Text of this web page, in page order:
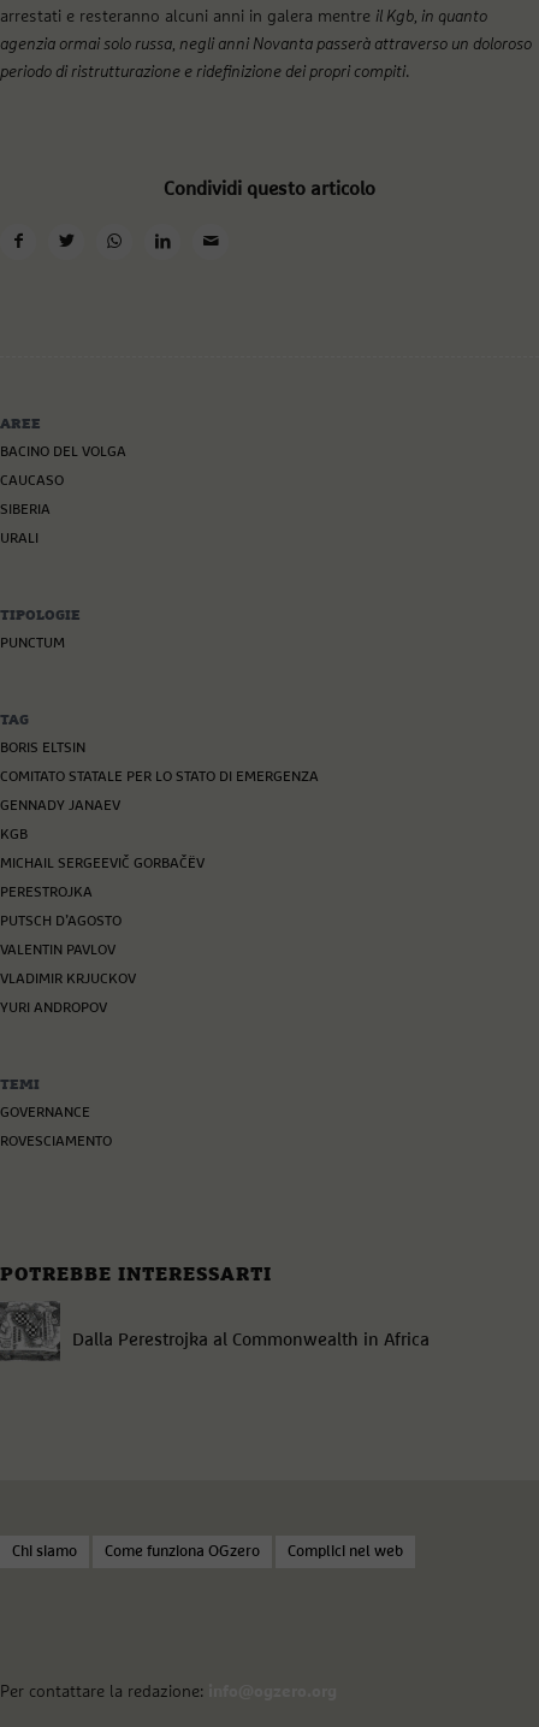
arrestati e resteranno alcuni anni in galera mentre il Kgb, in quanto
agenzia ormai solo russa, negli anni Novanta passerà attraverso un doloroso
periodo di ristrutturazione e ridefinizione dei propri compiti.
Condividi questo articolo
AREE
BACINO DEL VOLGA
CAUCASO
SIBERIA
URALI
TIPOLOGIE
PUNCTUM
TAG
BORIS ELTSIN
COMITATO STATALE PER LO STATO DI EMERGENZA
GENNADY JANAEV
KGB
MICHAIL SERGEEVIČ GORBAČËV
PERESTROJKA
PUTSCH D’AGOSTO
VALENTIN PAVLOV
VLADIMIR KRJUCKOV
YURI ANDROPOV
TEMI
GOVERNANCE
ROVESCIAMENTO
POTREBBE INTERESSARTI
Dalla Perestrojka al Commonwealth in Africa
Chi siamo Come funziona OGzero Complici nel web
Per contattare la redazione: